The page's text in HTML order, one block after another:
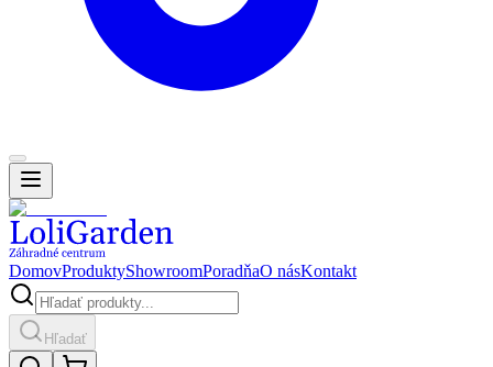
DomovProduktyShowroomPoradňaO násKontakt
Hľadať